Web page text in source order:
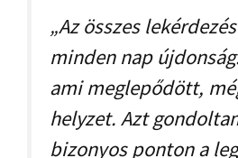
„Az összes
minden nap
ami meglepődött,
helyzet. Azt
bizonyos ponton a